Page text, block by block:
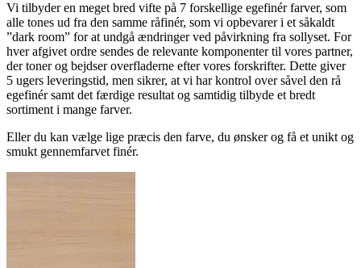
Vi tilbyder en meget bred vifte på 7 forskellige egefinér farver, som
alle tones ud fra den samme råfinér, som vi opbevarer i et såkaldt
”dark room” for at undgå ændringer ved påvirkning fra sollyset. For
hver afgivet ordre sendes de relevante komponenter til vores partner,
der toner og bejdser overfladerne efter vores forskrifter. Dette giver
5 ugers leveringstid, men sikrer, at vi har kontrol over såvel den rå
egefinér samt det færdige resultat og samtidig tilbyde et bredt
sortiment i mange farver.
Eller du kan vælge lige præcis den farve, du ønsker og få et unikt og
smukt gennemfarvet finér.